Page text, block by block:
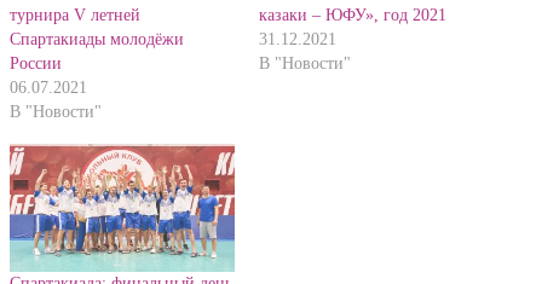
турнира V летней
Спартакиады молодёжи
России
06.07.2021
В "Новости"
казаки – ЮФУ», год 2021
31.12.2021
В "Новости"